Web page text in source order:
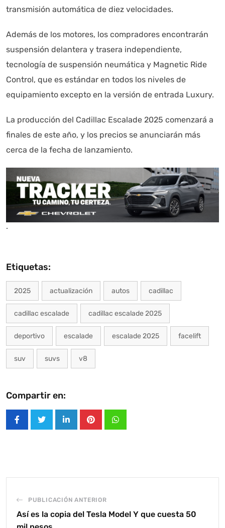
transmisión automática de diez velocidades.
Además de los motores, los compradores encontrarán
suspensión delantera y trasera independiente,
tecnología de suspensión neumática y Magnetic Ride
Control, que es estándar en todos los niveles de
equipamiento excepto en la versión de entrada Luxury.
La producción del Cadillac Escalade 2025 comenzará a
finales de este año, y los precios se anunciarán más
cerca de la fecha de lanzamiento.
.
Etiquetas:
2025 actualización autos cadillac
cadillac escalade cadillac escalade 2025
deportivo escalade escalade 2025 facelift
suv suvs v8
Compartir en:
LinkedInPinterestWhatsapp
PUBLICACIÓN ANTERIOR
Así es la copia del Tesla Model Y que cuesta 50